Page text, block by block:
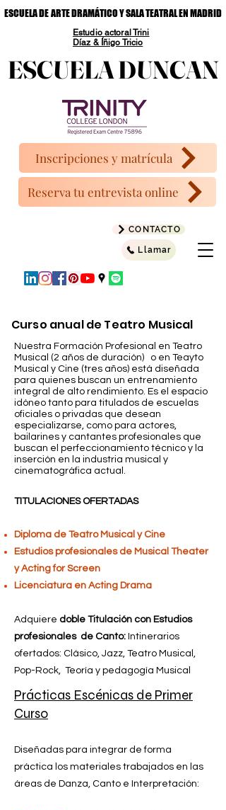
CONTACTO
Llamar
Reserva tu entrevista online
ESCUELA DE ARTE DRAMÁTICO Y SALA TEATRAL EN MADRID
ESCUELA DE ARTE DRAMÁTICO Y SALA TEATRAL EN MADRID
ESCUELA DUNCAN
ESCUELA DUNCAN
Inscripciones y matrícula
Estudio actoral Trini
Díaz & Íñigo Tricio
Curso anual de Teatro Musical
Nuestra Formación Profesional en Teatro
Musical (2 años de duración) o en Teayto
Musical y Cine (tres años) está diseñada
para quienes buscan un entrenamiento
integral de alto rendimiento. Es el espacio
idóneo tanto para titulados de escuelas
oficiales o privadas que desean
especializarse, como para actores,
bailarines y cantantes profesionales que
buscan el perfeccionamiento técnico y la
inserción en la industria musical y
cinematográfica actual.
TITULACIONES OFERTADAS
Diploma de Teatro Musical y Cine
Estudios profesionales de Musical Theater
y Acting for Screen
Licenciatura en Acting Drama
Adquiere doble Titulación con Estudios
profesionales de Canto: Intinerarios
ofertados: Clásico, Jazz, Teatro Musical,
Pop-Rock, Teoría y pedagogía Musical
Prácticas Escénicas de Primer
Curso
Diseñadas para integrar de forma
práctica los materiales trabajados en las
áreas de Danza, Canto e Interpretación: